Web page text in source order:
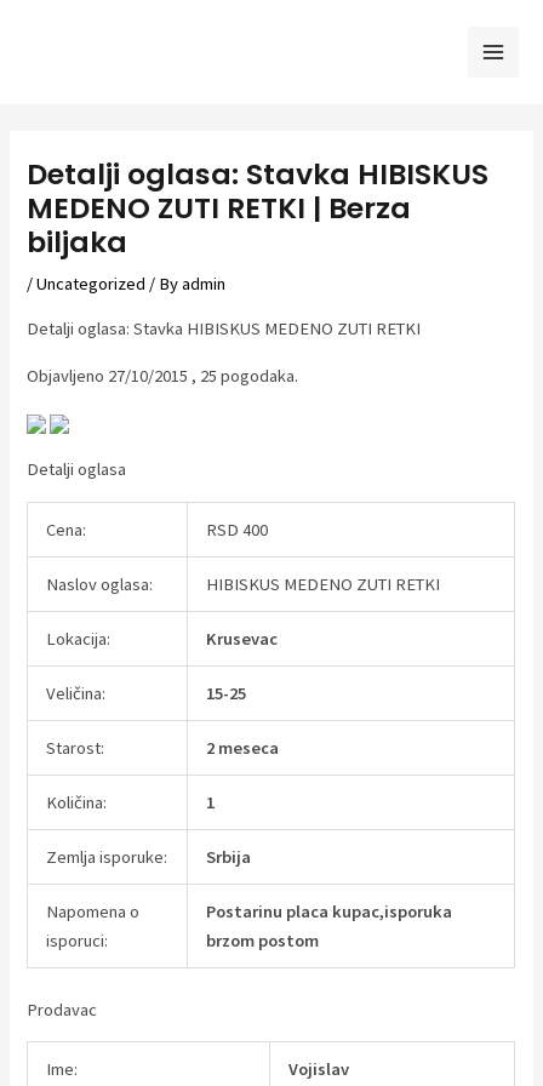
Detalji oglasa: Stavka HIBISKUS
MEDENO ZUTI RETKI | Berza
biljaka
/Uncategorized / Byadmin
Detalji oglasa: Stavka HIBISKUS MEDENO ZUTI RETKI
Objavljeno 27/10/2015 , 25 pogodaka.
Detalji oglasa
Cena: RSD 400
Naslov oglasa: HIBISKUS MEDENO ZUTI RETKI
Lokacija: Krusevac
Veličina: 15-25
Starost: 2 meseca
Količina: 1
Zemlja isporuke: Srbija
Napomena o
isporuci:
Postarinu placa kupac,isporuka
brzom postom
Prodavac
Ime: Vojislav